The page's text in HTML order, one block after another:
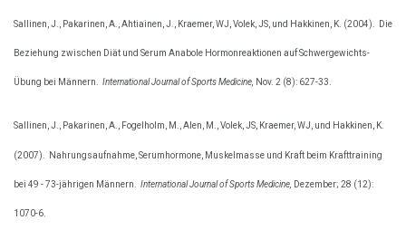
Sallinen, J., Pakarinen, A., Ahtiainen, J., Kraemer, WJ, Volek, JS, und Hakkinen, K. (2004). Die
Beziehung zwischen Diät und Serum Anabole Hormonreaktionen auf Schwergewichts-
Übung bei Männern. International Journal of Sports Medicine, Nov. 2 (8): 627-33.
Sallinen, J., Pakarinen, A., Fogelholm, M., Alen, M., Volek, JS, Kraemer, WJ, und Hakkinen, K.
(2007). Nahrungsaufnahme, Serumhormone, Muskelmasse und Kraft beim Krafttraining
bei 49 - 73-jährigen Männern. International Journal of Sports Medicine, Dezember; 28 (12):
1070-6.